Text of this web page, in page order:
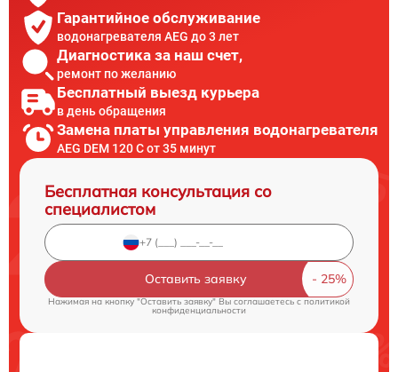
Гарантийное обслуживание
водонагревателя AEG до 3 лет
Диагностика за наш счет,
ремонт по желанию
Бесплатный выезд курьера
в день обращения
Замена платы управления водонагревателя
AEG DEM 120 C от 35 минут
Бесплатная консультация со
специалистом
Оставить заявку
Нажимая на кнопку "Оставить заявку" Вы соглашаетесь cполитикой
конфиденциальности